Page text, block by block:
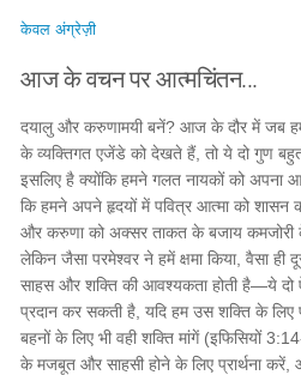
केवल अंग्रेज़ी
आज के वचन पर आत्मचिंतन...
दयालु और करुणामयी बनें? आज के दौर में जब हम
के व्यक्तिगत एजेंडे को देखते हैं, तो ये दो गुण
इसलिए है क्योंकि हमने गलत नायकों को अपना
कि हमने अपने हृदयों में पवित्र आत्मा को शासन
और करुणा को अक्सर ताकत के बजाय
लेकिन जैसा परमेश्वर ने हमें क्षमा किया, वैसा ही
साहस और शक्ति की आवश्यकता होती है—ये दो
प्रदान कर सकती है, यदि हम उस शक्ति के लिए
बहनों के लिए भी वही शक्ति मांगें (इफिसियों
के मजबूत और साहसी होने के लिए प्रार्थना